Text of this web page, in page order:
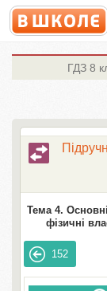
ГДЗ 8
Тема 4.
фізичні
152